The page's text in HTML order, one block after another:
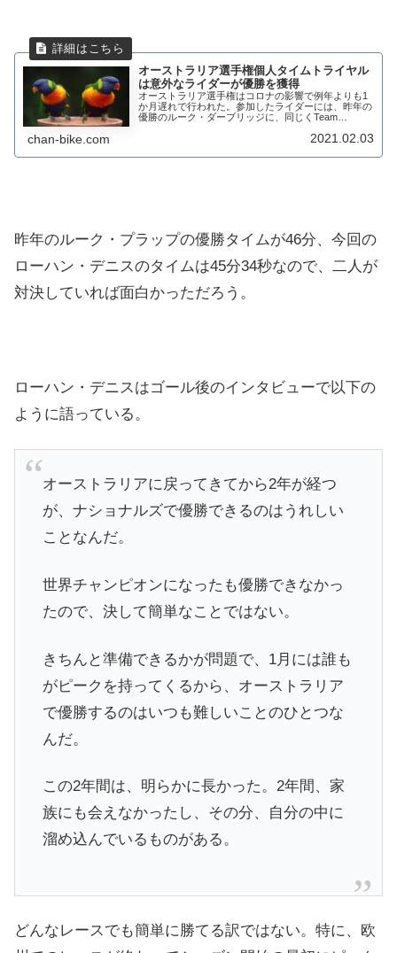
オーストラリア選手権個人タイムトライヤル
は意外なライダーが優勝を獲得
オーストラリア選手権はコロナの影響で例年よりも1
か月遅れで行われた。参加したライダーには、昨年の
優勝のルーク・ダーブリッジに、同じくTeam
chan-bike.com 2021.02.03
昨年のルーク・プラップの優勝タイムが46分、今回の
ローハン・デニスのタイムは45分34秒なので、二人が
対決していれば面白かっただろう。
ローハン・デニスはゴール後のインタビューで以下の
ように語っている。
オーストラリアに戻ってきてから2年が経つ
が、ナショナルズで優勝できるのはうれしい
ことなんだ。
世界チャンピオンになったも優勝できなかっ
たので、決して簡単なことではない。
きちんと準備できるかが問題で、1月には誰も
がピークを持ってくるから、オーストラリア
で優勝するのはいつも難しいことのひとつな
んだ。
この2年間は、明らかに長かった。2年間、家
族にも会えなかったし、その分、自分の中に
溜め込んでいるものがある。
どんなレースでも簡単に勝てる訳ではない。特に、欧